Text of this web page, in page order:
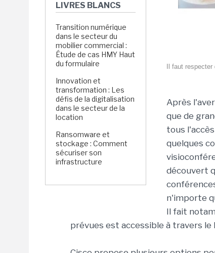
LIVRES BLANCS
Transition numérique
dans le secteur du
mobilier commercial :
Étude de cas HMY Haut
du formulaire
Innovation et
transformation : Les
défis de la digitalisation
dans le secteur de la
location
Ransomware et
stockage : Comment
sécuriser son
infrastructure
Il faut
Après
que de
tous
quelques
découvert
n'importe
Il fait
prévues est accessible à travers le